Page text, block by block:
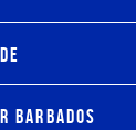
Barbados